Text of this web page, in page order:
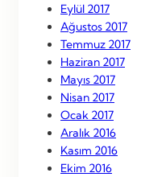
Eylül 2017
Ağustos 2017
Temmuz 2017
Haziran 2017
Mayıs 2017
Nisan 2017
Ocak 2017
Aralık 2016
Kasım 2016
Ekim 2016